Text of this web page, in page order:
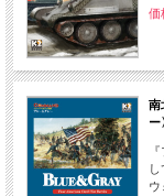
価
南
ー
ウ